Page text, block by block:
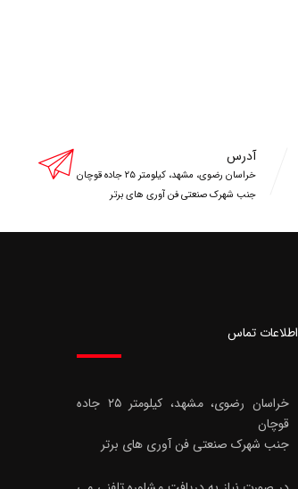
آدرس
خراسان رضوی، مشهد، کیلومتر ۲۵ جاده قوچان
جنب شهرک صنعتی فن آوری های برتر
اطلاعات تماس
خراسان رضوی، مشهد، کیلومتر ۲۵ جاده
قوچان
جنب شهرک صنعتی فن آوری های برتر